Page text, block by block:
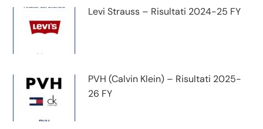
Levi Strauss – Risultati 2024-25 FY
PVH (Calvin Klein) – Risultati 2025-
26 FY